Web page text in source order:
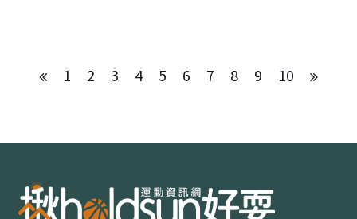
1 2 3 4 5 6 7 8 9 10